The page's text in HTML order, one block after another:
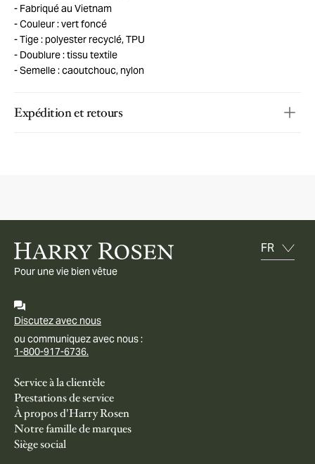
Fabriqué au Vietnam
Couleur : vert foncé
Tige : polyester recyclé, TPU
Doublure : tissu textile
Semelle : caoutchouc, nylon
Expédition et retours
Pour une vie bien vêtue
Discutez avec nous
ou communiquez avec nous :
1-800-917-6736.
Service à la clientèle
Prestations de service
À propos d'Harry Rosen
Notre famille de marques
Siège social